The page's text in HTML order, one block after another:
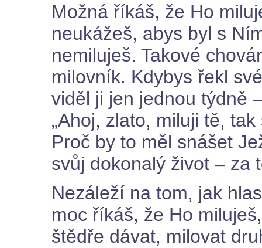
Možná říkáš, že Ho
neukážeš, abys byl s
nemiluješ. Takové
milovník. Kdybys řekl
viděl ji jen jednou týdně
„Ahoj, zlato, miluji tě,
Proč by to měl snášet
svůj dokonalý život – za
Nezáleží na tom, jak
moc říkáš, že Ho
štědře dávat, milovat